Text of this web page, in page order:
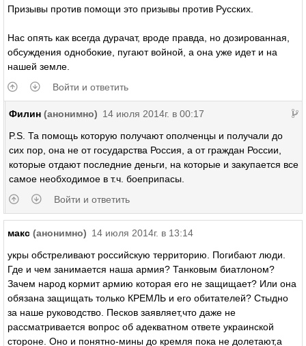
Призывы против помощи это призывы против Русских.
Нас опять как всегда дурачат, вроде правда, но дозированная,
обсуждения однобокие, пугают войной, а она уже идет и на
нашей земле.
Войти и ответить
Филин (анонимно) 14 июля 2014г. в 00:17
P.S. Та помощь которую получают ополченцы и получали до
сих пор, она не от государства Россия, а от граждан России,
которые отдают последние деньги, на которые и закупается все
самое необходимое в т.ч. боеприпасы.
Войти и ответить
макс (анонимно) 14 июля 2014г. в 13:14
укры обстреливают российскую территорию. Погибают люди.
Где и чем занимается наша армия? Танковым биатлоном?
Зачем народ кормит армию которая его не защищает? Или она
обязана защищать только КРЕМЛЬ и его обитателей? Стыдно
за наше руководство. Песков заявляет,что даже не
рассматривается вопрос об адекватном ответе украинской
стороне. Оно и понятно-мины до кремля пока не долетают,а